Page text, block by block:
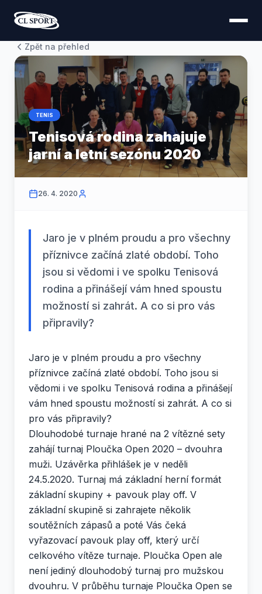
Zpět na přehled
TENIS
Tenisová rodina zahajuje
jarní a letní sezónu 2020
26. 4. 2020
Jaro je v plném proudu a pro všechny
příznivce začíná zlaté období. Toho
jsou si vědomi i ve spolku Tenisová
rodina a přinášejí vám hned spoustu
možností si zahrát. A co si pro vás
připravily?
Jaro je v plném proudu a pro všechny
příznivce začíná zlaté období. Toho jsou si
vědomi i ve spolku Tenisová rodina a přinášejí
vám hned spoustu možností si zahrát. A co si
pro vás připravily?
Dlouhodobé turnaje hrané na 2 vítězné sety
zahájí turnaj Ploučka Open 2020 – dvouhra
muži. Uzávěrka přihlášek je v neděli
24.5.2020. Turnaj má základní herní formát
základní skupiny + pavouk play off. V
základní skupině si zahrajete několik
soutěžních zápasů a poté Vás čeká
vyřazovací pavouk play off, který určí
celkového vítěze turnaje. Ploučka Open ale
není jediný dlouhodobý turnaj pro mužskou
dvouhru. V průběhu turnaje Ploučka Open se